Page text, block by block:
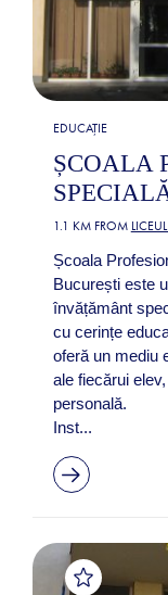
EDUCAȚIE
ȘCOALA
1.1 KM FROM
Școala
București este
învățământ
cu cerințe
oferă un mediu
ale fiecărui
personală.
Inst...